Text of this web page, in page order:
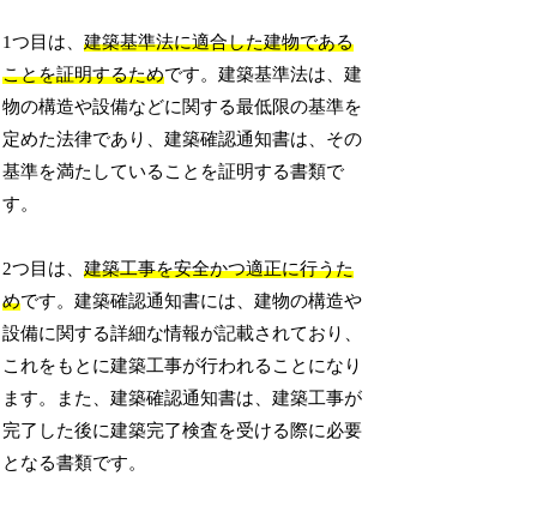
1つ目は、建築基準法に適合した建物である
ことを証明するためです。建築基準法は、建
物の構造や設備などに関する最低限の基準を
定めた法律であり、建築確認通知書は、その
基準を満たしていることを証明する書類で
す。
2つ目は、建築工事を安全かつ適正に行うた
めです。建築確認通知書には、建物の構造や
設備に関する詳細な情報が記載されており、
これをもとに建築工事が行われることになり
ます。また、建築確認通知書は、建築工事が
完了した後に建築完了検査を受ける際に必要
となる書類です。